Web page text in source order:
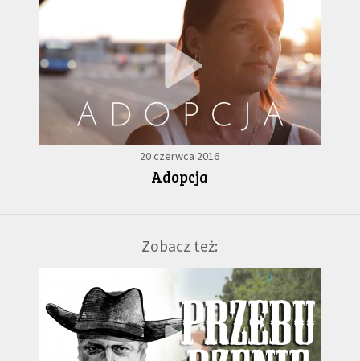
20 czerwca 2016
Adopcja
Zobacz też: